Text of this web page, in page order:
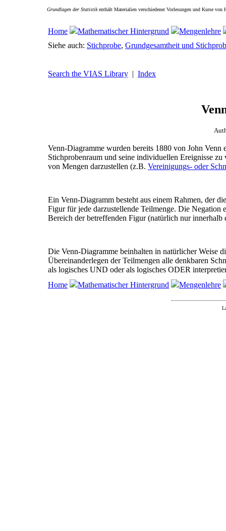
Grundlagen der Statistikenthält Materialien verschiedener Vorlesungen und Kurse
Home Mathematischer Hintergrund
Mengenlehre
Siehe auch: Stichprobe, Grundgesamtheit und
Search the VIAS Library | Index
Venn-Diagramme wurden bereits 1880 von John Venn
Stichprobenraum und seine individuellen Ereignisse
von Mengen darzustellen (z.B. Vereinigungs- oder
Ein Venn-Diagramm besteht aus einem Rahmen, der
Figur für jede darzustellende Teilmenge. Die Negation
Bereich der betreffenden Figur (natürlich nur innerhalb
Die Venn-Diagramme beinhalten in natürlicher Weise
Übereinanderlegen der Teilmengen alle denkbaren
als logisches UND oder als logisches ODER
Home
Mathematischer Hintergrund Mengenlehre